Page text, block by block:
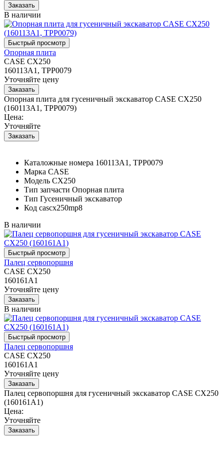
В наличии
Опорная плита
CASE CX250
160113A1, TPP0079
Уточняйте цену
Опорная плита для гусеничный экскаватор CASE CX250
(160113A1, TPP0079)
Цена:
Уточняйте
Каталожные номера 160113A1, TPP0079
Марка CASE
Модель CX250
Тип запчасти Опорная плита
Тип Гусеничный экскаватор
Код cascx250mp8
В наличии
Палец сервопоршня
CASE CX250
160161A1
Уточняйте цену
В наличии
Палец сервопоршня
CASE CX250
160161A1
Уточняйте цену
Палец сервопоршня для гусеничный экскаватор CASE CX250
(160161A1)
Цена:
Уточняйте